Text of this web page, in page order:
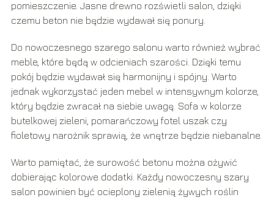
pomieszczenie. Jasne drewno rozświetli salon, dzięki
czemu beton nie będzie wydawał się ponury.
Do nowoczesnego szarego salonu warto również wybrać
meble, które będą w odcieniach szarości. Dzięki temu
pokój będzie wydawał się harmonijny i spójny. Warto
jednak wykorzystać jeden mebel w intensywnym kolorze,
który będzie zwracał na siebie uwagę. Sofa w kolorze
butelkowej zieleni, pomarańczowy fotel uszak czy
fioletowy narożnik sprawią, że wnętrze będzie niebanalne.
Warto pamiętać, że surowość betonu można ożywić
dobierając kolorowe dodatki. Każdy nowoczesny szary
salon powinien być ocieplony zielenią żywych roślin